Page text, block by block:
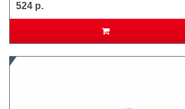
524 р.